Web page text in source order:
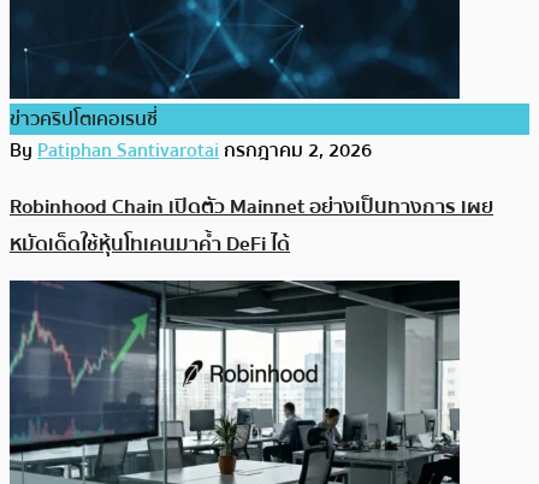
ข่าวคริปโตเคอเรนซี่
ByPatiphan Santivarotaiกรกฎาคม 2, 2026
Robinhood Chain เปิดตัว Mainnet อย่างเป็นทางการ เผย
หมัดเด็ดใช้หุ้นโทเคนมาค้ำ DeFi ได้